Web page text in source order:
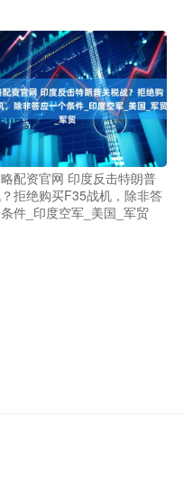
配资官网 印度反击特朗普
拒绝购买F35战机，除非答
件_印度空军_美国_军贸